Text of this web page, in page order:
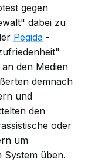
gegen
dabei zu
Pegida -
den Medien
demnach
und
den
oder
um
System üben.